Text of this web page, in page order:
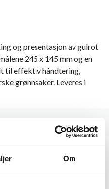
Om
og presentasjon av gulrot
245 x 145 mm og en
til effektiv håndtering,
grønnsaker. Leveres i